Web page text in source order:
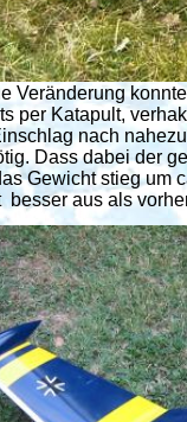
Veränderung
per Katapult,
nach
Dass dabei der
Gewicht stieg um
besser aus als